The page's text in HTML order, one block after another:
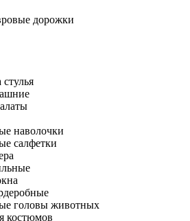
дорожки
наволочки
салфетки
головы животных
костюмов